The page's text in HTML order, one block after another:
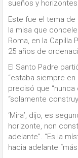
sueños y
Este fue el tema de
la misa que
Roma, en la Capilla
25 años de
El Santo Padre
“estaba siempre en
precisó que “nunca
“solamente
‘Mira’, dijo, es
horizonte, non
adelante”. “Es la
hacia adelante